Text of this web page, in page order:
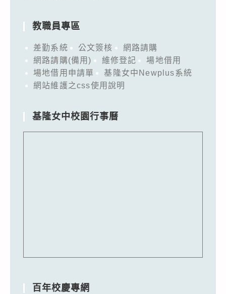
教職員專區
差勤系統 公文簽核
網路請購
網路請購(備用)
維修登記
場地借用
場地借用申請單
基隆女中Newplus系統
網站維護之css使用說明
基隆女中校園行事曆
百年校慶專網